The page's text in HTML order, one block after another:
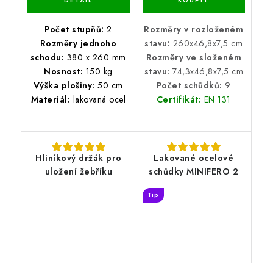
Počet stupňů: 2
Rozměry jednoho
schodu: 380 x 260 mm
Nosnost: 150 kg
Výška plošiny: 50 cm
Materiál: lakovaná ocel
Rozměry v rozloženém
stavu: 260x46,8x7,5 cm
Rozměry ve složeném
stavu: 74,3x46,8x7,5 cm
Počet schůdků: 9
Certifikát: EN 131
Hliníkový držák pro
uložení žebříku
Lakované ocelové
schůdky MINIFERO 2
Tip